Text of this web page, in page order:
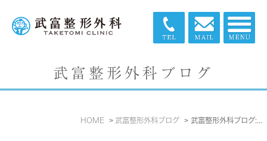
武富整形外科ブログ
HOME 武富整形外科ブログ